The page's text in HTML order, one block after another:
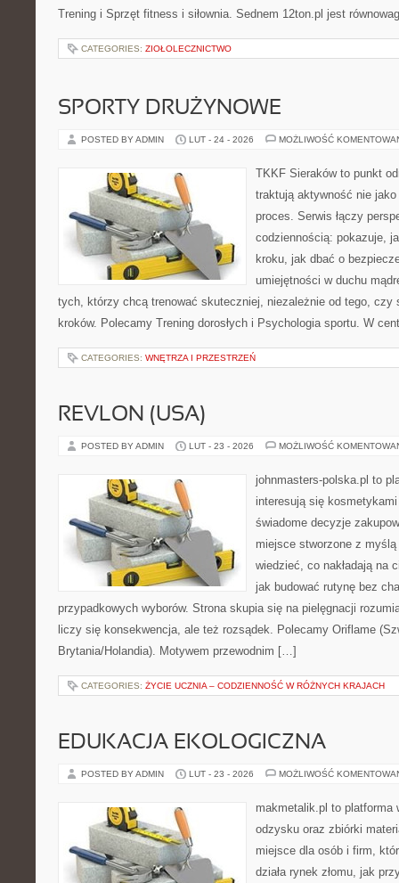
Trening i Sprzęt fitness i siłownia. Sednem 12ton.pl jest
CATEGORIES: ZIOŁOLECZNICTWO
SPORTY DRUŻYNOWE
POSTED BY ADMIN LUT - 24 - 2026 MOŻLIWOŚĆ
TKKF Sieraków to punkt
traktują aktywność nie
proces. Serwis łączy
codziennością: pokazuje,
kroku, jak dbać o
umiejętności w duchu
tych, którzy chcą trenować skuteczniej, niezależnie od tego, czy
kroków. Polecamy Trening dorosłych i Psychologia sportu. W
CATEGORIES: WNĘTRZA I PRZESTRZEŃ
REVLON (USA)
POSTED BY ADMIN LUT - 23 - 2026 MOŻLIWOŚĆ
johnmasters-polska.pl to
interesują się
świadome decyzje
miejsce stworzone z
wiedzieć, co nakładają na
jak budować rutynę bez
przypadkowych wyborów. Strona skupia się na pielęgnacji
liczy się konsekwencja, ale też rozsądek. Polecamy Oriflame
Brytania/Holandia). Motywem przewodnim […]
CATEGORIES: ŻYCIE UCZNIA – CODZIENNOŚĆ W RÓŻNYCH KRAJACH
EDUKACJA EKOLOGICZNA
POSTED BY ADMIN LUT - 23 - 2026 MOŻLIWOŚĆ
makmetalik.pl to platforma
odzysku oraz zbiórki
miejsce dla osób i firm,
działa rynek złomu, jak